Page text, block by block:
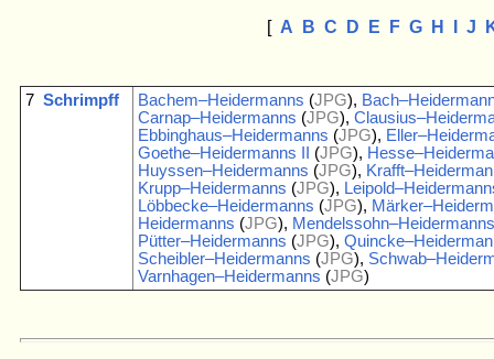
[ A B C D E F G H J
7 Schrimpff Bachem–Heidermanns (JPG),
Carnap–Heidermanns (JPG),
Ebbinghaus–Heidermanns (JPG),
Goethe–Heidermanns II
(JPG),
Huyssen–Heidermanns (JPG),
Krupp–Heidermanns (JPG),
Löbbecke–Heidermanns (JPG),
Heidermanns (JPG), Mendelssohn–Heidermanns
Pütter–Heidermanns (JPG),
Scheibler–Heidermanns (JPG),
Varnhagen–Heidermanns (JPG)